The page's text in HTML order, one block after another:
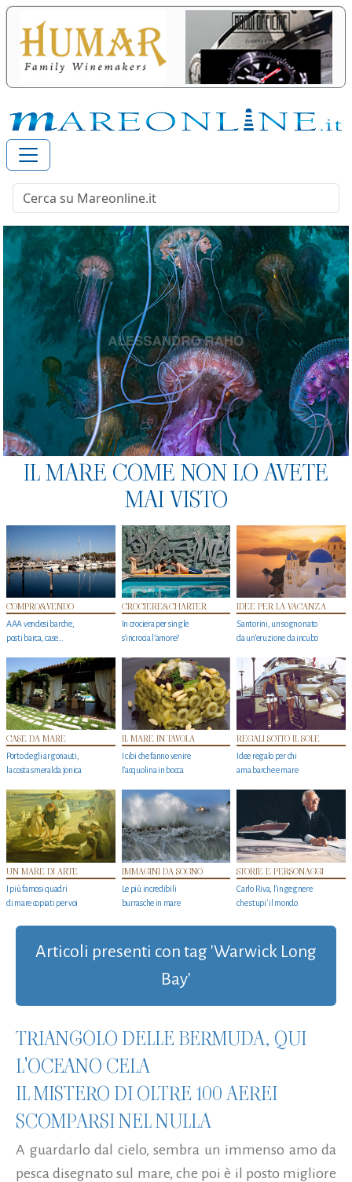
IL MARE COME NON LO AVETE
MAI VISTO
COMPRO&VENDO
AAA vendesi barche,
posti barca, case…
CROCIERE&CHARTER
In crociera per single
s'incrocia l’amore?
IDEE PER LA VACANZA
Santorini, un sogno nato
da un’eruzione da incubo
CASE DA MARE
Porto degli argonauti,
la costa smeralda jonica
IL MARE IN TAVOLA
I cibi che fanno venire
l’acquolina in bocca
REGALI SOTTO IL SOLE
Idee regalo per chi
ama barche e mare
UN MARE DI ARTE
I più famosi quadri
di mare copiati per voi
IMMAGINI DA SOGNO
Le più incredibili
burrasche in mare
STORIE E PERSONAGGI
Carlo Riva, l’ingegnere
che stupi' il mondo
Articoli presenti con tag 'Warwick Long
Bay'
TRIANGOLO DELLE BERMUDA, QUI
L'OCEANO CELA
IL MISTERO DI OLTRE 100 AEREI
SCOMPARSI NEL NULLA
A guardarlo dal cielo, sembra un immenso amo da
pesca disegnato sul mare, che poi è il posto migliore